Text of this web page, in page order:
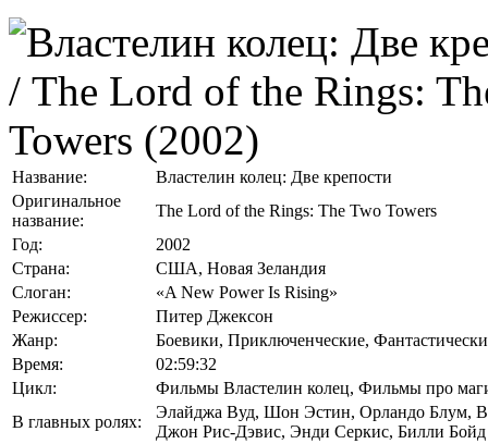
Название:
Властелин колец: Две крепости
Оригинальное
название:
The Lord of the Rings: The Two Towers
Год:
2002
Страна:
США, Новая Зеландия
Слоган:
«A New Power Is Rising»
Режиссер:
Питер Джексон
Жанр:
Боевики, Приключенческие,
Время:
02:59:32
Цикл:
Фильмы Властелин колец, Фильмы про
В главных ролях:
Элайджа Вуд, Шон Эстин, Орландо Блум,
Джон Рис-Дэвис, Энди Серкис, Билли Бойд